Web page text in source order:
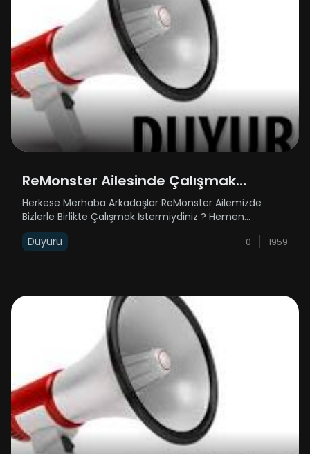
ReMonster Ailesinde Çalışmak
İstermiydiniz ?
Herkese Merhaba Arkadaşlar ReMonster Ailemizde
Bizlerle Birlikte Çalışmak İstermiydiniz ? Hemen
Başvurun Rehber Alımlarımız Bulunmaktadır Emek
SkyBlockta Bizlerle Birlikte Çalışacak Rehber Arkadaşlar
Duyuru 0 1959